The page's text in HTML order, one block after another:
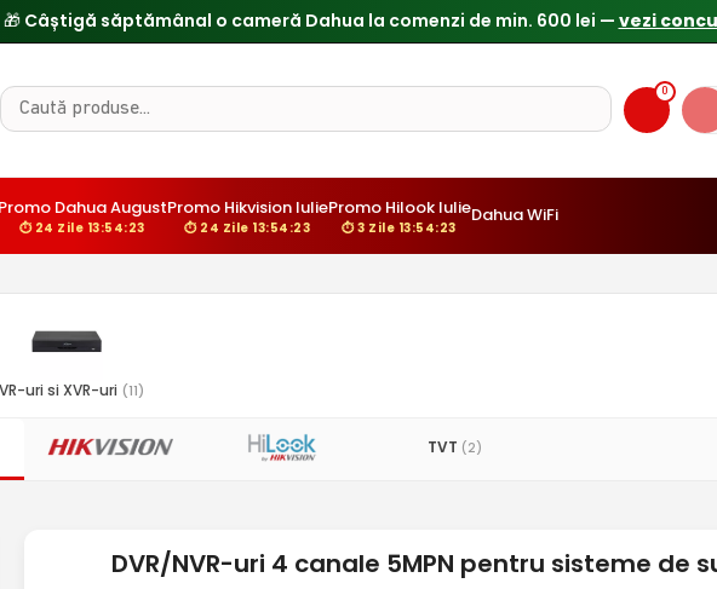
0
Promo Dahua August
⏱ 24 Zile 13:54:22
Promo Hikvision Iulie
⏱ 24 Zile 13:54:22
Promo Hilook Iulie
⏱ 3 Zile 13:54:22
Dahua WiFi
uri si XVR-uri (11)
TVT (2)
DVR/NVR-uri 4 canale 5MPN pentru sisteme de